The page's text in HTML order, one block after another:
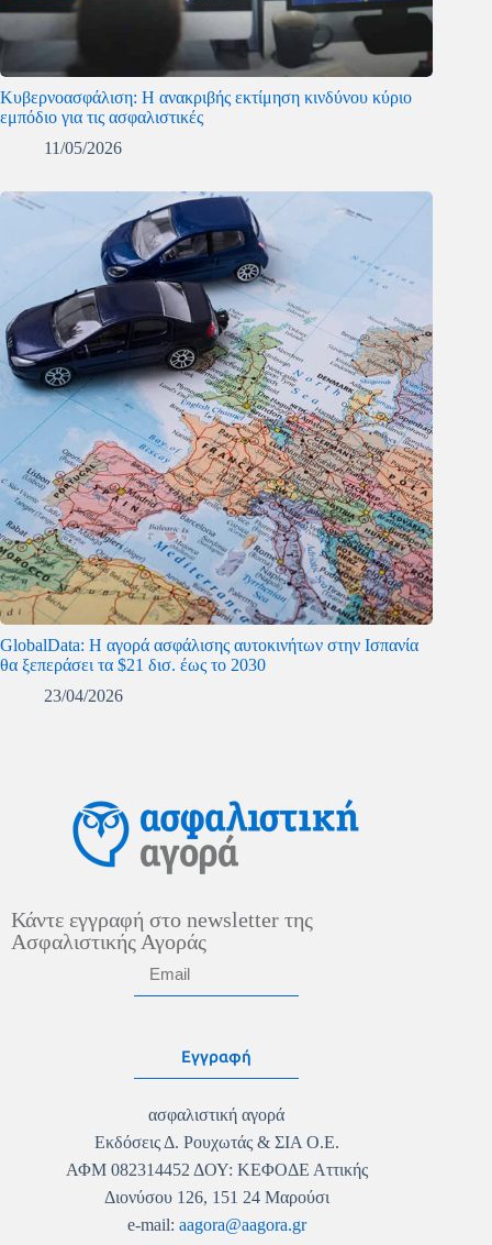
Κυβερνοασφάλιση: Η ανακριβής εκτίμηση κινδύνου κύριο
εμπόδιο για τις ασφαλιστικές
11/05/2026
GlobalData: Η αγορά ασφάλισης αυτοκινήτων στην Ισπανία
θα ξεπεράσει τα $21 δισ. έως το 2030
23/04/2026
Κάντε εγγραφή στο newsletter της
Ασφαλιστικής Αγοράς
Εγγραφή
ασφαλιστική αγορά
Εκδόσεις Δ. Ρουχωτάς & ΣΙΑ Ο.Ε.
ΑΦΜ 082314452 ΔΟΥ: ΚΕΦΟΔΕ Αττικής
Διονύσου 126, 151 24 Μαρούσι
e-mail: aagora@aagora.gr